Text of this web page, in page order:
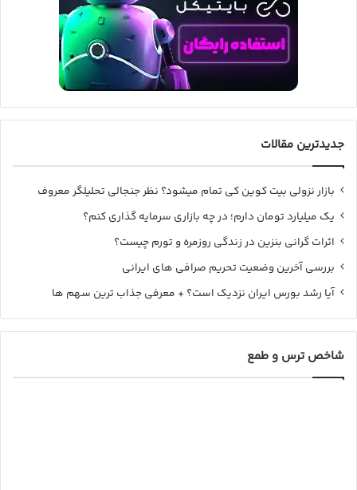
جدیدترین مقالات
بازار نزولی بیت کوین کی تمام میشود؟ نظر جنجالی تحلیلگر معروف
یک میلیارد تومان دارم؛ در چه بازاری سرمایه گذاری کنم؟
اثرات گرانی بنزین در زندگی روزمره و تورم چیست؟
بررسی آخرین وضعیت تحریم صرافی های ایرانی
آیا رشد بورس ایران نزدیک است؟ + معرفی جذاب ترین سهم ها
شاخص ترس و طمع